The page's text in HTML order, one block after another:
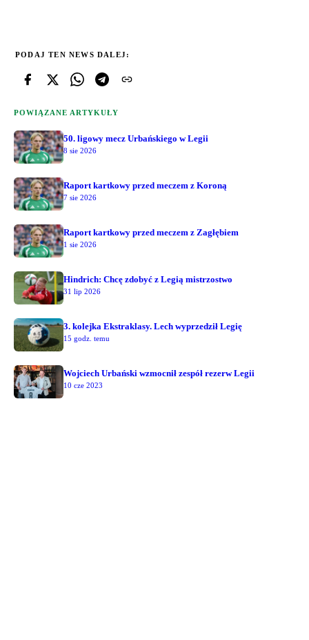
PODAJ TEN NEWS DALEJ:
POWIĄZANE ARTYKUŁY
50. ligowy mecz Urbańskiego w Legii
8 sie 2026
Raport kartkowy przed meczem z Koroną
7 sie 2026
Raport kartkowy przed meczem z Zagłębiem
1 sie 2026
Hindrich: Chcę zdobyć z Legią mistrzostwo
31 lip 2026
3. kolejka Ekstraklasy. Lech wyprzedził Legię
15 godz. temu
Wojciech Urbański wzmocnił zespół rezerw Legii
10 cze 2023